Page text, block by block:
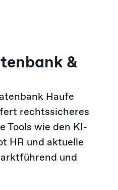
&
Haufe
rechtssicheres
Tools wie den KI-
HR und aktuelle
und